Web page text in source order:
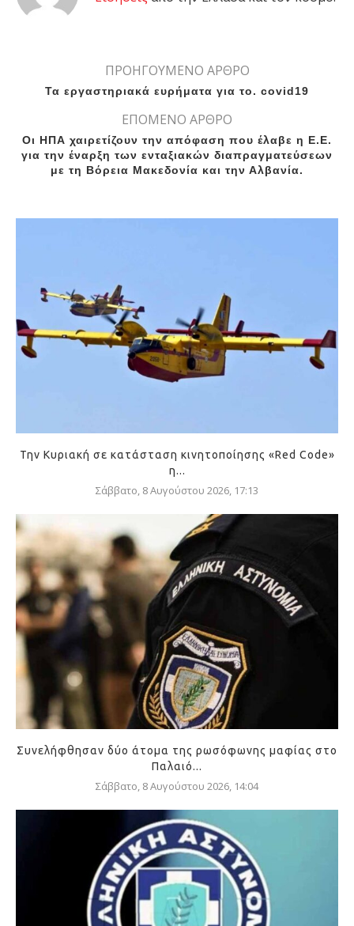
ΠΡΟΗΓΟΥΜΕΝΟ ΑΡΘΡΟ
Τα εργαστηριακά ευρήματα για το. covid19
ΕΠΟΜΕΝΟ ΑΡΘΡΟ
Οι ΗΠΑ χαιρετίζουν την απόφαση που έλαβε η Ε.Ε.
για την έναρξη των ενταξιακών διαπραγματεύσεων
με τη Βόρεια Μακεδονία και την Αλβανία.
Την Κυριακή σε κατάσταση κινητοποίησης «Red Code»
η...
Σάββατο, 8 Αυγούστου 2026, 17:13
Συνελήφθησαν δύο άτομα της ρωσόφωνης μαφίας στο
Παλαιό...
Σάββατο, 8 Αυγούστου 2026, 14:04